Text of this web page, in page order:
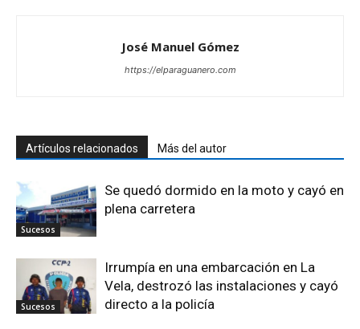
José Manuel Gómez
https://elparaguanero.com
Artículos relacionados Más del autor
Sucesos
Se quedó dormido en la moto y cayó en
plena carretera
Sucesos
Irrumpía en una embarcación en La
Vela, destrozó las instalaciones y cayó
directo a la policía